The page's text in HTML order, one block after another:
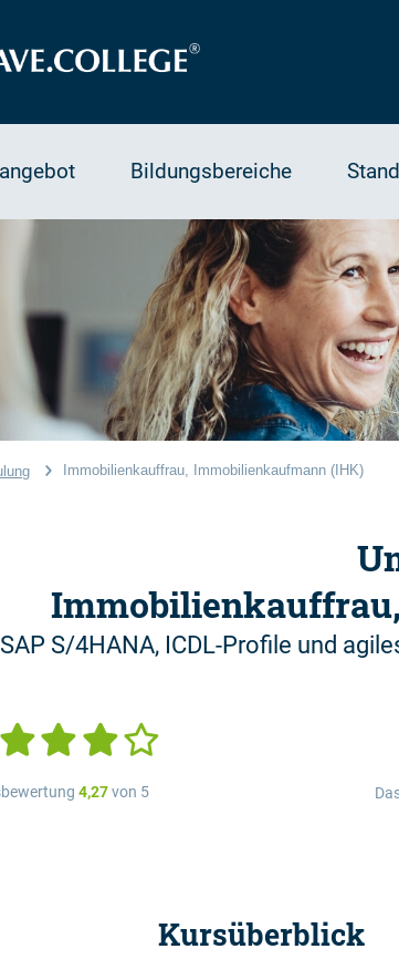
Bildungsbereiche
Immobilienkauffrau, Immobilienkaufmann (IHK)
SAP S/4HANA, ICDL-Profile und
4,27von 5
Kursüberblick